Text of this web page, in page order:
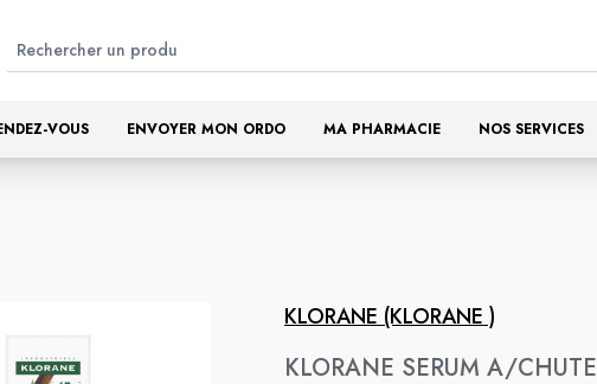
VOUS ENVOYER MON ORDO MA PHARMACIE NOS SERVICES
KLORANE (KLORANE )
KLORANE SERUM A/CHUTE